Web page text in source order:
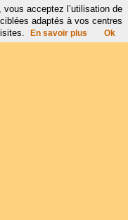
acceptez l’utilisation de
adaptés à vos centres
En savoir plus Ok